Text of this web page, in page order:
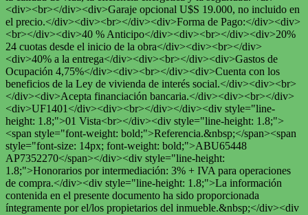
<div><br></div><div>Garaje opcional U$S 19.000, no incluido en
el precio.</div><div><br></div><div>Forma de Pago:</div><div>
<br></div><div>40 % Anticipo</div><div><br></div><div>20%
24 cuotas desde el inicio de la obra</div><div><br></div>
<div>40% a la entrega</div><div><br></div><div>Gastos de
Ocupación 4,75%</div><div><br></div><div>Cuenta con los
beneficios de la Ley de vivienda de interés social.</div><div><br>
</div><div>Acepta financiación bancaria.</div><div><br></div>
<div>UF1401</div><div><br></div></div><div style="line-
height: 1.8;">01 Vista<br></div><div style="line-height: 1.8;">
<span style="font-weight: bold;">Referencia.&nbsp;</span><span
style="font-size: 14px; font-weight: bold;">ABU65448
AP7352270</span></div><div style="line-height:
1.8;">Honorarios por intermediación: 3% + IVA para operaciones
de compra.</div><div style="line-height: 1.8;">La información
contenida en el presente documento ha sido proporcionada
íntegramente por el/los propietarios del inmueble.&nbsp;</div><div